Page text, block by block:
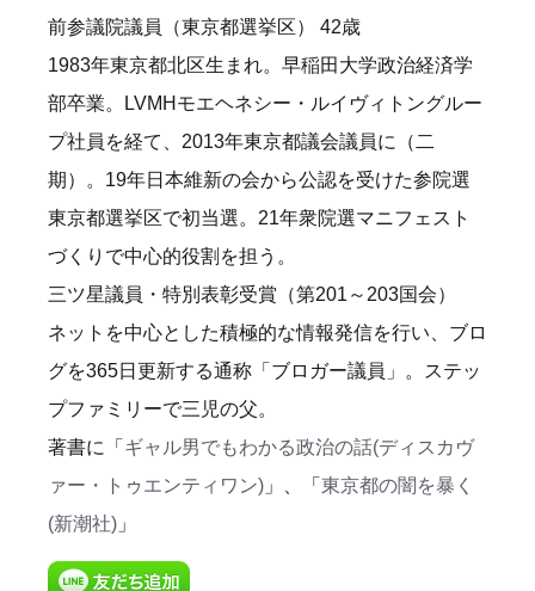
前参議院議員（東京都選挙区） 42歳
1983年東京都北区生まれ。早稲田大学政治経済学
部卒業。LVMHモエヘネシー・ルイヴィトングルー
プ社員を経て、2013年東京都議会議員に（二
期）。19年日本維新の会から公認を受けた参院選
東京都選挙区で初当選。21年衆院選マニフェスト
づくりで中心的役割を担う。
三ツ星議員・特別表彰受賞（第201～203国会）
ネットを中心とした積極的な情報発信を行い、ブロ
グを365日更新する通称「ブロガー議員」。ステッ
プファミリーで三児の父。
著書に「 ギャル男でもわかる政治の話(ディスカヴ
ァー・トゥエンティワン) 」、「 東京都の闇を暴く
(新潮社) 」